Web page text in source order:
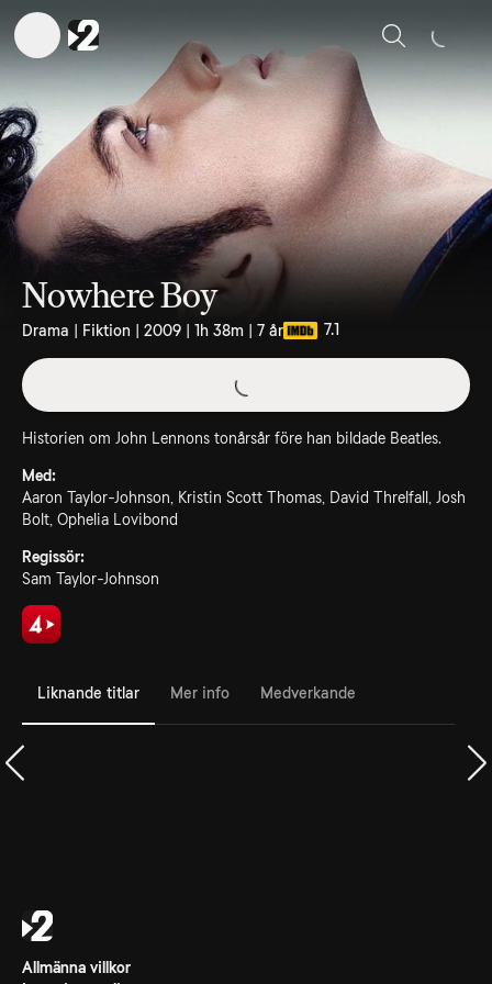
Sök
Nowhere Boy
Drama | Fiktion | 2009 | 1h 38m | 7 år 7.1
Historien om John Lennons tonårsår före han bildade Beatles.
Med:
Aaron Taylor-Johnson, Kristin Scott Thomas, David Threlfall, Josh
Bolt, Ophelia Lovibond
Regissör:
Sam Taylor-Johnson
Liknande titlar Mer info Medverkande
Allmänna villkor